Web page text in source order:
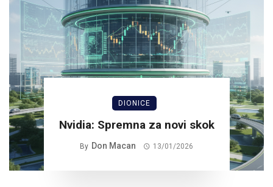
DIONICE
Nvidia: Spremna za novi skok
By Don Macan 13/01/2026